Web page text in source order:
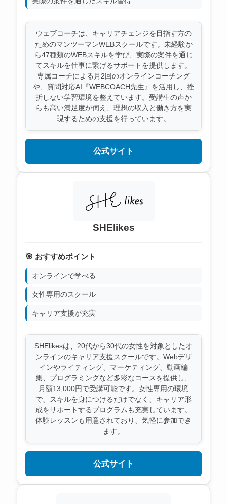
ウェブコーチは、キャリアチェンジを目指す方の
ためのマンツーマンWEBスクールです。未経験か
ら47種類のWEBスキルを学び、実際の案件を通じ
てスキルを仕事に繋げるサポートを提供します。
専属コーチによる月2回のオンラインコーチング
や、質問対応AI『WEBCOACH先生』を活用し、挫
折しない学習環境を整えています。受講生の声か
らも高い満足度が伺え、理想の収入と働き方を実
現するための支援を行っています。
公式サイト
SHElikes
🎯 おすすめポイント
オンラインで学べる
女性専用のスクール
キャリア支援が充実
SHElikesは、20代から30代の女性を対象としたオ
ンラインのキャリア支援スクールです。Webデザ
インやライティング、マーケティング、動画編
集、プログラミングなど多彩なコースを提供し、
月額13,000円で受講可能です。女性専用の環境
で、スキルを身につけるだけでなく、キャリア形
成をサポートするプログラムも充実しています。
体験レッスンも用意されており、気軽に参加でき
ます。
公式サイト